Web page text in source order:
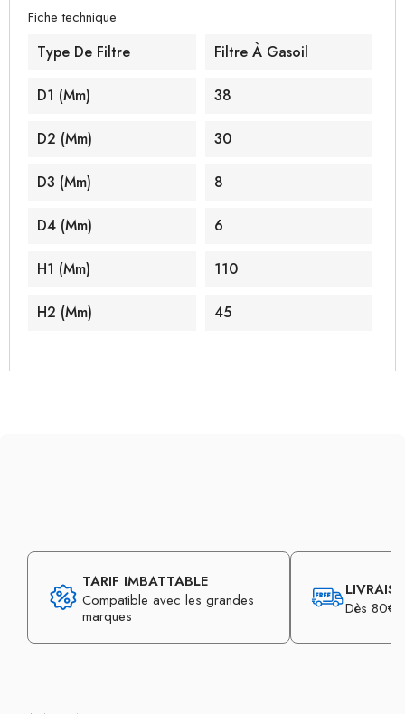
Fiche technique
Type De Filtre Filtre À Gasoil
D1 (mm) 38
D2 (mm) 30
D3 (mm) 8
D4 (mm) 6
H1 (mm) 110
H2 (mm) 45
TARIF IMBATTABLE
Compatible avec les grandes
marques
Dès 80€